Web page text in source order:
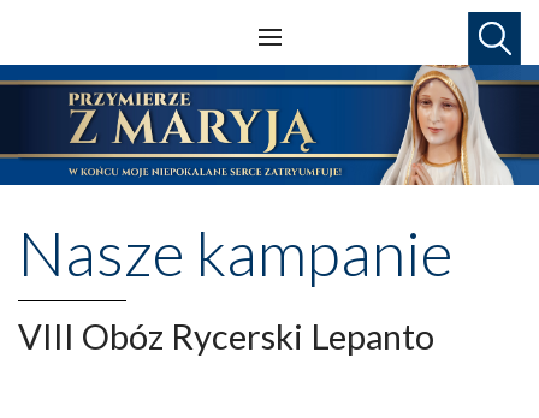
Nasze kampanie
VIII Obóz Rycerski Lepanto